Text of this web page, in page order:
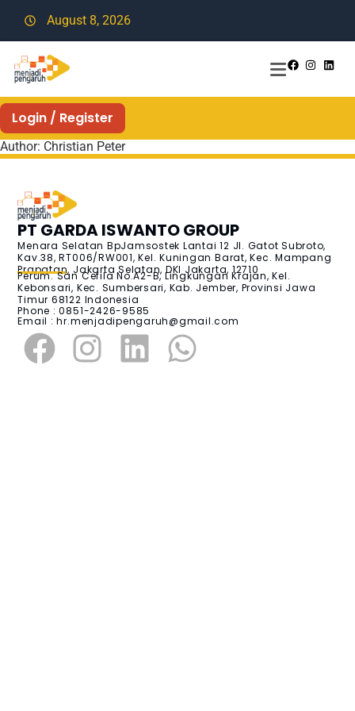
August 8, 2026
Login / Register
Author: Christian Peter
PT GARDA ISWANTO GROUP
Menara Selatan BpJamsostek Lantai 12 Jl. Gatot Subroto,
Kav.38, RT006/RW001, Kel. Kuningan Barat, Kec. Mampang
Prapatan, Jakarta Selatan, DKI Jakarta, 12710
Perum. San Cefila No.A2-B, Lingkungan Krajan, Kel.
Kebonsari, Kec. Sumbersari, Kab. Jember, Provinsi Jawa
Timur 68122 Indonesia
Phone : 0851-2426-9585
Email :hr.menjadipengaruh@gmail.com